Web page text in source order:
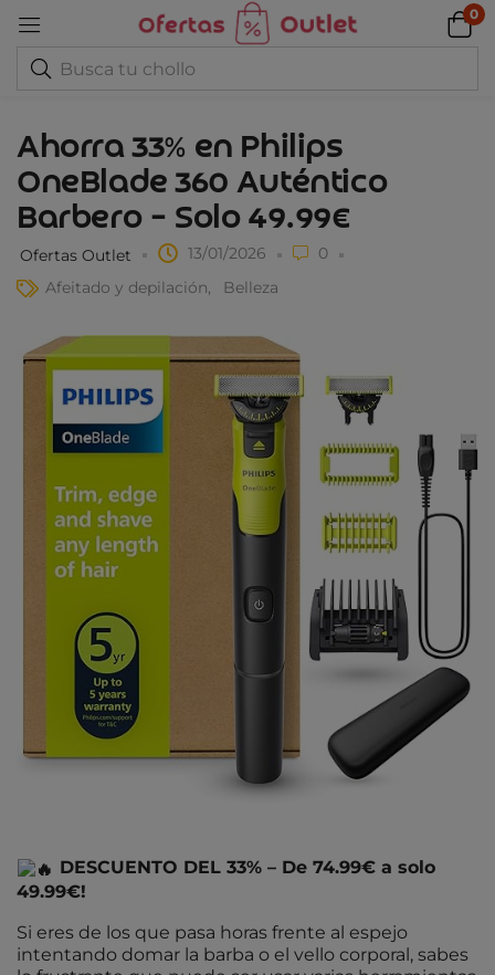
0
Ahorra 33% en Philips
OneBlade 360 Auténtico
Barbero – Solo 49.99€
Ofertas Outlet 13/01/2026
0
Afeitado y depilación
Belleza
DESCUENTO DEL 33% – De 74.99€ a solo
49.99€!
Si eres de los que pasa horas frente al espejo
intentando domar la barba o el vello corporal, sabes